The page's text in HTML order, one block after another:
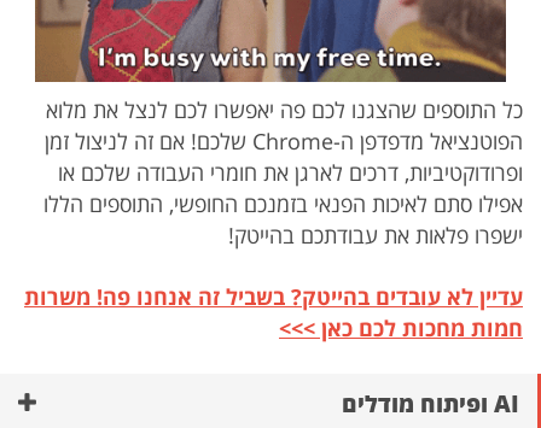
כל התוספים שהצגנו לכם פה יאפשרו לכם לנצל את מלוא
הפוטנציאל מדפדפן ה-Chrome שלכם! אם זה לניצול זמן
ופרודוקטיביות, דרכים לארגן את חומרי העבודה שלכם או
אפילו סתם לאיכות הפנאי בזמנכם החופשי, התוספים הללו
ישפרו פלאות את עבודתכם בהייטק!
עדיין לא עובדים בהייטק? בשביל זה אנחנו פה! משרות
חמות מחכות לכם כאן >>>
AI ופיתוח מודלים